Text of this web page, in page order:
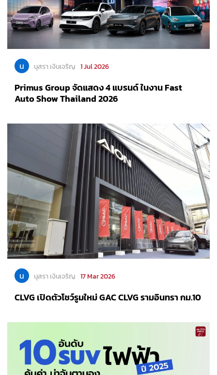
น นุสรา เงินเจริญ 1 Jul 2026
Primus Group จัดแสดง 4 แบรนด์ ในงาน Fast
Auto Show Thailand 2026
น นุสรา เงินเจริญ 17 Mar 2026
CLVG เปิดตัวโชว์รูมใหม่ GAC CLVG รามอินทรา กม.10